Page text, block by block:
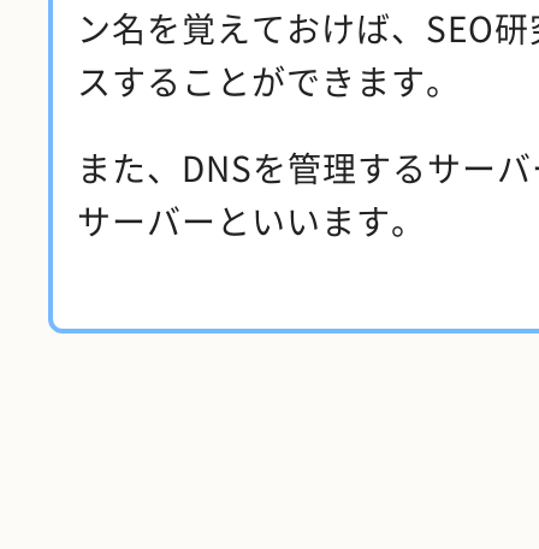
ン名を覚えておけば、SEO
スすることができます。
また、DNSを管理するサー
サーバーといいます。